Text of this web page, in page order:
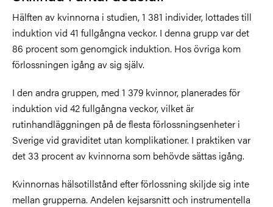
Hälften av kvinnorna i studien, 1 381 individer, lottades till
induktion vid 41 fullgångna veckor. I denna grupp var det
86 procent som genomgick induktion. Hos övriga kom
förlossningen igång av sig själv.
I den andra gruppen, med 1 379 kvinnor, planerades för
induktion vid 42 fullgångna veckor, vilket är
rutinhandläggningen på de flesta förlossningsenheter i
Sverige vid graviditet utan komplikationer. I praktiken var
det 33 procent av kvinnorna som behövde sättas igång.
Kvinnornas hälsotillstånd efter förlossning skiljde sig inte
mellan grupperna. Andelen kejsarsnitt och instrumentella